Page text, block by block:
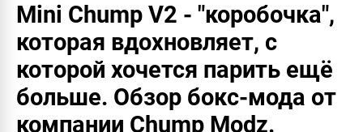
Mini Chump V2 - "коробочка",
которая вдохновляет, с
которой хочется парить ещё
больше. Обзор бокс-мода от
компании Chump Modz.
Запрещенный материал
Обман
Насилие и вражда
ОК